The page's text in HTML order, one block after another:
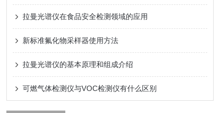
拉曼光谱仪在食品安全检测领域的应用
新标准氟化物采样器使用方法
拉曼光谱仪的基本原理和组成介绍
可燃气体检测仪与VOC检测仪有什么区别